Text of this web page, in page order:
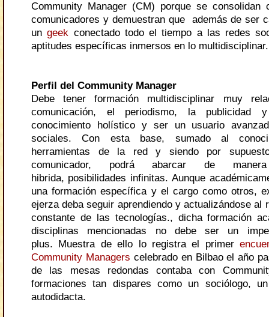
Community Manager (CM) porque se consolidan
comunicadores y demuestran que además de ser
ungeek conectado todo el tiempo a las redes
aptitudes específicas inmersos en lo multidisciplinar.
Perfil del Community Manager
Debe tener formación multidisciplinar muy
comunicación, el periodismo, la publicidad
conocimiento holístico y ser un usuario
sociales. Con esta base, sumado al
herramientas de la red y siendo por
comunicador, podrá abarcar de
hibrida, posibilidades infinitas. Aunque
una formación específica y el cargo como otros,
ejerza deba seguir aprendiendo y actualizándose al
constante de las tecnologías., dicha formación
disciplinas mencionadas no debe ser un
plus. Muestra de ello lo registra el primer
Community Managers celebrado en Bilbao el año
de las mesas redondas contaba con
formaciones tan dispares como un sociólogo,
autodidacta.